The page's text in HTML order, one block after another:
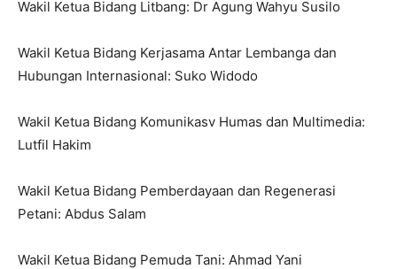
Wakil Ketua Bidang Litbang: Dr Agung Wahyu Susilo
Wakil Ketua Bidang Kerjasama Antar Lembanga dan
Hubungan Internasional: Suko Widodo
Wakil Ketua Bidang Komunikasv Humas dan Multimedia:
Lutfil Hakim
Wakil Ketua Bidang Pemberdayaan dan Regenerasi
Petani: Abdus Salam
Wakil Ketua Bidang Pemuda Tani: Ahmad Yani